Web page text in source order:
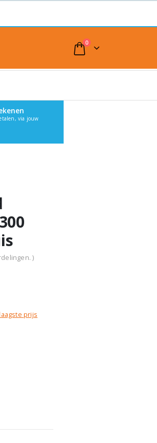
0
via jouw
)
prijs